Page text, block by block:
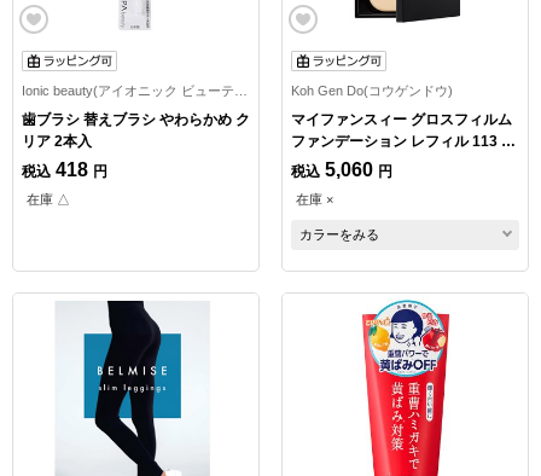
歯ブラシ 替えブラシ やわらかめ ク
リア 2本入
税込 418 円
在庫 △
Koh Gen Do(コウゲンドウ)
マイファンスィー グロスフィルム
ファンデーション レフィル 113 オ
ークル
税込 5,060 円
在庫 ×
カラーをみる